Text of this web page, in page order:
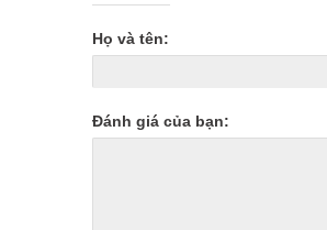
Họ và tên:
Đánh giá của bạn: